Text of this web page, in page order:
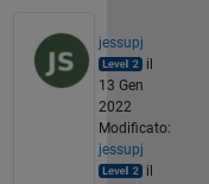
jessupj
il
13 Gen
2022
Modificato:
jessupj
il